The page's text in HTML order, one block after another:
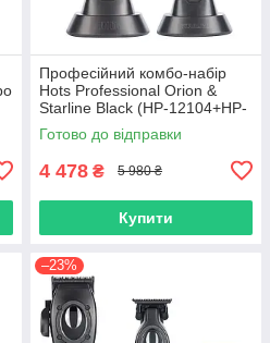
Професійний комбо-набір
Hots Professional Orion &
Starline Black (HP-12104+HP-
12108)
Готово до відправки
4 478 ₴ 5 980 ₴
Купити
–23%